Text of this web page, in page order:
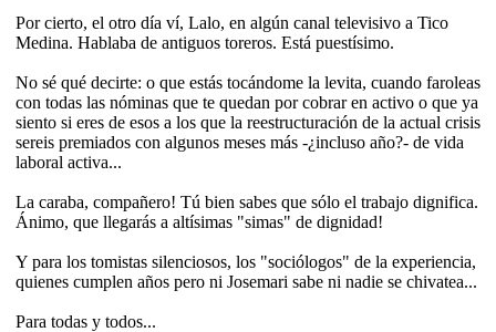
Por cierto, el otro día ví, Lalo, en algún canal televisivo a Tico
Medina. Hablaba de antiguos toreros. Está puestísimo.
No sé qué decirte: o que estás tocándome la levita, cuando faroleas
con todas las nóminas que te quedan por cobrar en activo o que ya
siento si eres de esos a los que la reestructuración de la actual crisis
sereis premiados con algunos meses más -¿incluso año?- de vida
laboral activa...
La caraba, compañero! Tú bien sabes que sólo el trabajo dignifica.
Ánimo, que llegarás a altísimas "simas" de dignidad!
Y para los tomistas silenciosos, los "sociólogos" de la experiencia,
quienes cumplen años pero ni Josemari sabe ni nadie se chivatea...
Para todas y todos...